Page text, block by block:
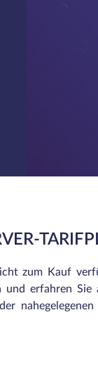
zum Kauf
erfahren